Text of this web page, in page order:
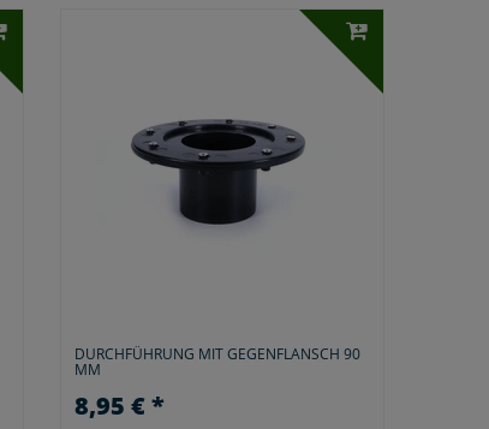
DURCHFÜHRUNG MIT GEGENFLANSCH 90
MM
8,95 € *